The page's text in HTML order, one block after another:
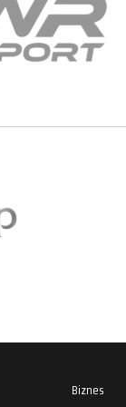
Biznes